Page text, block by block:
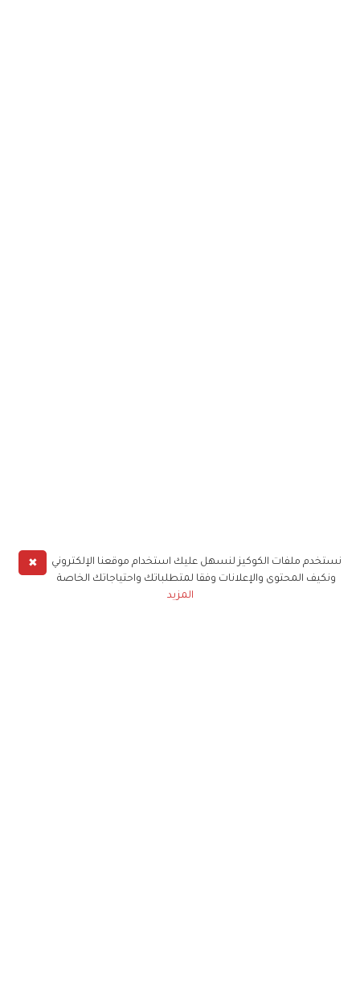
✖
نستخدم ملفات الكوكيز لنسهل عليك استخدام موقعنا الإلكتروني
ونكيف المحتوى والإعلانات وفقا لمتطلباتك واحتياجاتك الخاصة
المزيد